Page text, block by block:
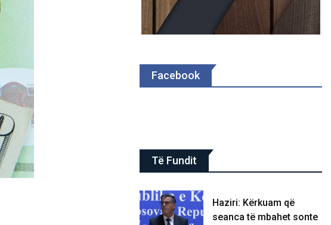
Facebook
Të Fundit
Haziri: Kërkuam që
seanca të mbahet sonte